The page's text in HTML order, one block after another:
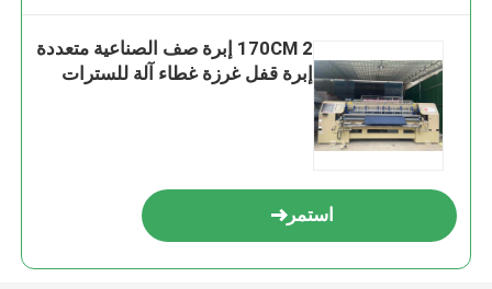
170CM 2 إبرة صف الصناعية متعددة
إبرة قفل غرزة غطاء آلة للسترات
استمر